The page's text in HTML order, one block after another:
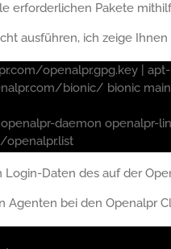
erforderlichen Pakete
ausführen, ich zeige Ihnen
openalpr.gpg.key |
bionic/ bionic
daemon openalpr-
Login-Daten des auf der
Agenten bei den Openalpr